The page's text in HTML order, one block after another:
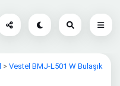
> Vestel BMJ-L501 W Bulaşık